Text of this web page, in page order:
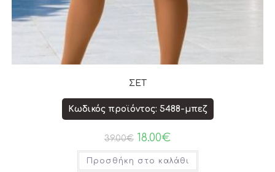
ΣΕΤ
Κωδικός προϊόντος: 5488-μπεζ
39.00€ 18.00€
Προσθήκη στο καλάθι